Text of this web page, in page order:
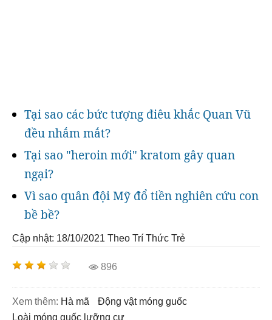
Tại sao các bức tượng điêu khắc Quan Vũ
đều nhắm mắt?
Tại sao "heroin mới" kratom gây quan
ngại?
Vì sao quân đội Mỹ đổ tiền nghiên cứu con
bề bề?
Cập nhật: 18/10/2021 Theo Trí Thức Trẻ
896
Xem thêm: hà mã
động vật móng guốc
loài móng guốc lưỡng cư